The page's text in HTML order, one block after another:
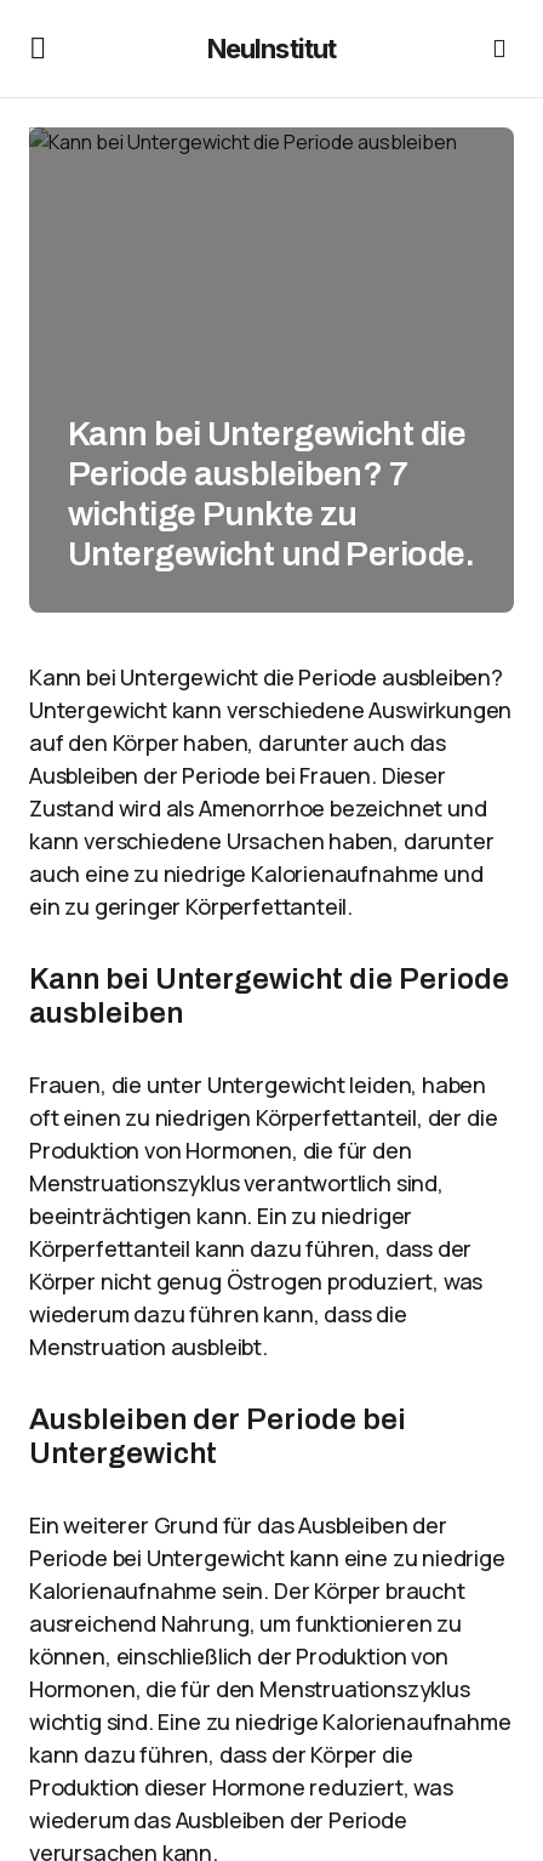
NeuInstitut
Kann bei Untergewicht die
Periode ausbleiben? 7
wichtige Punkte zu
Untergewicht und Periode.
Kann bei Untergewicht die Periode ausbleiben?
Untergewicht kann verschiedene Auswirkungen
auf den Körper haben, darunter auch das
Ausbleiben der Periode bei Frauen. Dieser
Zustand wird als Amenorrhoe bezeichnet und
kann verschiedene Ursachen haben, darunter
auch eine zu niedrige Kalorienaufnahme und
ein zu geringer Körperfettanteil.
Kann bei Untergewicht die Periode
ausbleiben
Frauen, die unter Untergewicht leiden, haben
oft einen zu niedrigen Körperfettanteil, der die
Produktion von Hormonen, die für den
Menstruationszyklus verantwortlich sind,
beeinträchtigen kann. Ein zu niedriger
Körperfettanteil kann dazu führen, dass der
Körper nicht genug Östrogen produziert, was
wiederum dazu führen kann, dass die
Menstruation ausbleibt.
Ausbleiben der Periode bei
Untergewicht
Ein weiterer Grund für das Ausbleiben der
Periode bei Untergewicht kann eine zu niedrige
Kalorienaufnahme sein. Der Körper braucht
ausreichend Nahrung, um funktionieren zu
können, einschließlich der Produktion von
Hormonen, die für den Menstruationszyklus
wichtig sind. Eine zu niedrige Kalorienaufnahme
kann dazu führen, dass der Körper die
Produktion dieser Hormone reduziert, was
wiederum das Ausbleiben der Periode
verursachen kann.